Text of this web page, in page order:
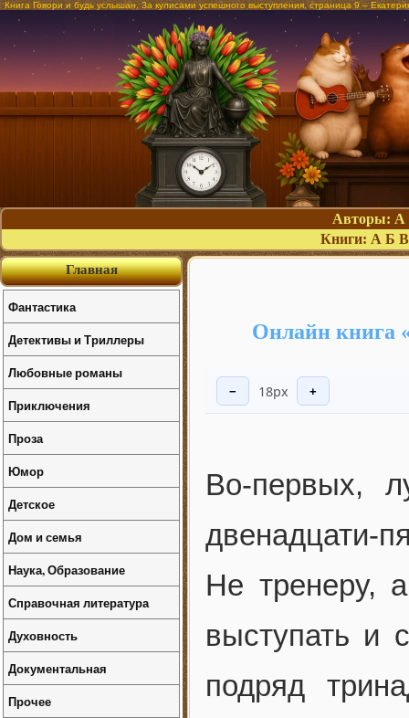
Книга Говори и будь услышан. За кулисами успешного выступления, страница 9 –
Авторы: А
Книги: А Б В
Онлайн книга
− 18px +
Во-первых,
двенадцати-
Не тренеру,
выступать и
подряд
Главная
Фантастика
Детективы и Триллеры
Любовные романы
Приключения
Проза
Юмор
Детское
Дом и семья
Наука, Образование
Справочная литература
Духовность
Документальная
Прочее